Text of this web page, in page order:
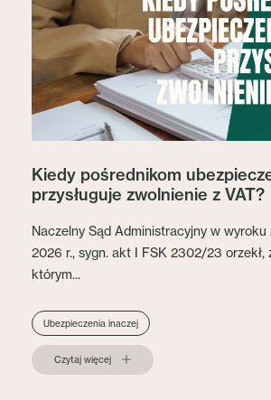
Kiedy pośrednikom
przysługuje zwolnienie z VAT?
Naczelny Sąd Administracyjny w wyroku
2026 r., sygn. akt I FSK 2302/23 orzekł,
którym...
Ubezpieczenia inaczej
Czytaj więcej